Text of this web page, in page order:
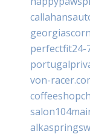
perfectfit24-
von-